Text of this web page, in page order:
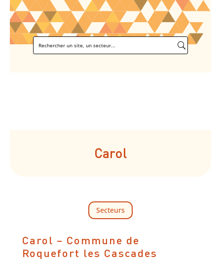
Carol
Secteurs
Carol – Commune de
Roquefort les Cascades